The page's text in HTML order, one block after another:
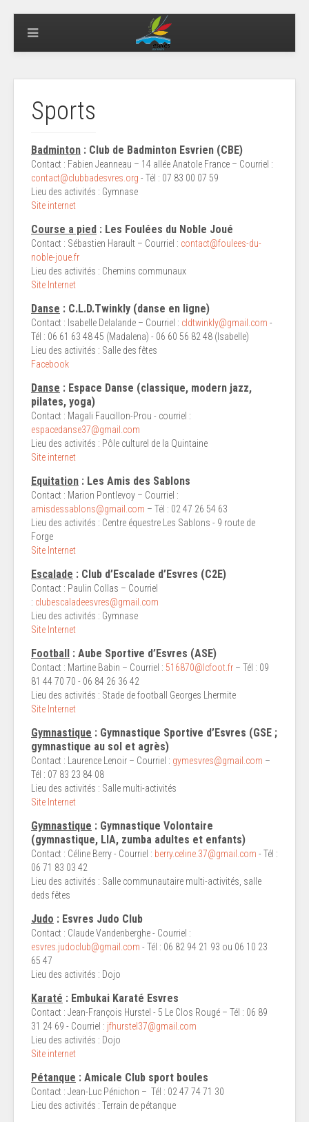
Sports
Badminton : Club de Badminton Esvrien (CBE)
Contact : Fabien Jeanneau – 14 allée Anatole France – Courriel :
contact@clubbadesvres.org - Tél : 07 83 00 07 59
Lieu des activités : Gymnase
Site internet
Course a pied : Les Foulées du Noble Joué
Contact : Sébastien Harault – Courriel : contact@foulees-du-
noble-joue.fr
Lieu des activités : Chemins communaux
Site Internet
Danse : C.L.D.Twinkly (danse en ligne)
Contact : Isabelle Delalande – Courriel : cldtwinkly@gmail.com -
Tél : 06 61 63 48 45 (Madalena) - 06 60 56 82 48 (Isabelle)
Lieu des activités : Salle des fêtes
Facebook
Danse : Espace Danse (classique, modern jazz,
pilates, yoga)
Contact : Magali Faucillon-Prou - courriel :
espacedanse37@gmail.com
Lieu des activités : Pôle culturel de la Quintaine
Site internet
Equitation : Les Amis des Sablons
Contact : Marion Pontlevoy – Courriel :
amisdessablons@gmail.com – Tél : 02 47 26 54 63
Lieu des activités : Centre équestre Les Sablons - 9 route de
Forge
Site Internet
Escalade : Club d’Escalade d’Esvres (C2E)
Contact : Paulin Collas – Courriel
: clubescaladeesvres@gmail.com
Lieu des activités : Gymnase
Site Internet
Football : Aube Sportive d’Esvres (ASE)
Contact : Martine Babin – Courriel : 516870@lcfoot.fr – Tél : 09
81 44 70 70 - 06 84 26 36 42
Lieu des activités : Stade de football Georges Lhermite
Site Internet
Gymnastique : Gymnastique Sportive d’Esvres (GSE ;
gymnastique au sol et agrès)
Contact : Laurence Lenoir – Courriel : gymesvres@gmail.com –
Tél : 07 83 23 84 08
Lieu des activités : Salle multi-activités
Site Internet
Gymnastique : Gymnastique Volontaire
(gymnastique, LIA, zumba adultes et enfants)
Contact : Céline Berry - Courriel : berry.celine.37@gmail.com - Tél :
06 71 83 03 42
Lieu des activités : Salle communautaire multi-activités, salle
deds fêtes
Judo : Esvres Judo Club
Contact : Claude Vandenberghe - Courriel :
esvres.judoclub@gmail.com - Tél : 06 82 94 21 93 ou 06 10 23
65 47
Lieu des activités : Dojo
Karaté : Embukai Karaté Esvres
Contact : Jean-François Hurstel - 5 Le Clos Rougé – Tél : 06 89
31 24 69 - Courriel : jfhurstel37@gmail.com
Lieu des activités : Dojo
Site internet
Pétanque : Amicale Club sport boules
Contact : Jean-Luc Pénichon – Tél : 02 47 74 71 30
Lieu des activités : Terrain de pétanque